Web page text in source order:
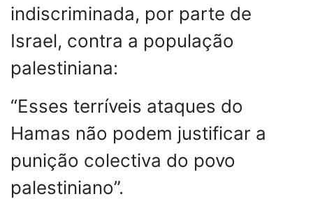
indiscriminada, por parte de
Israel, contra a população
palestiniana:
“Esses terríveis ataques do
Hamas não podem justificar a
punição colectiva do povo
palestiniano”.